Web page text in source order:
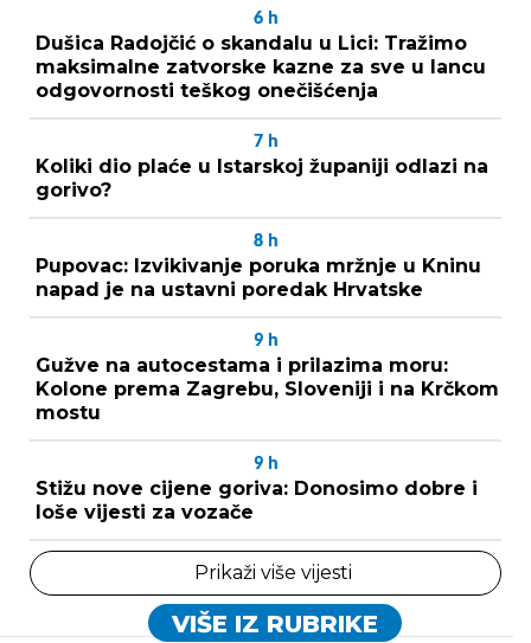
6 h
Dušica Radojčić o skandalu u Lici: Tražimo
maksimalne zatvorske kazne za sve u lancu
odgovornosti teškog onečišćenja
7 h
Koliki dio plaće u Istarskoj županiji odlazi na
gorivo?
8 h
Pupovac: Izvikivanje poruka mržnje u Kninu
napad je na ustavni poredak Hrvatske
9 h
Gužve na autocestama i prilazima moru:
Kolone prema Zagrebu, Sloveniji i na Krčkom
mostu
9 h
Stižu nove cijene goriva: Donosimo dobre i
loše vijesti za vozače
Prikaži više vijesti
VIŠE IZ RUBRIKE